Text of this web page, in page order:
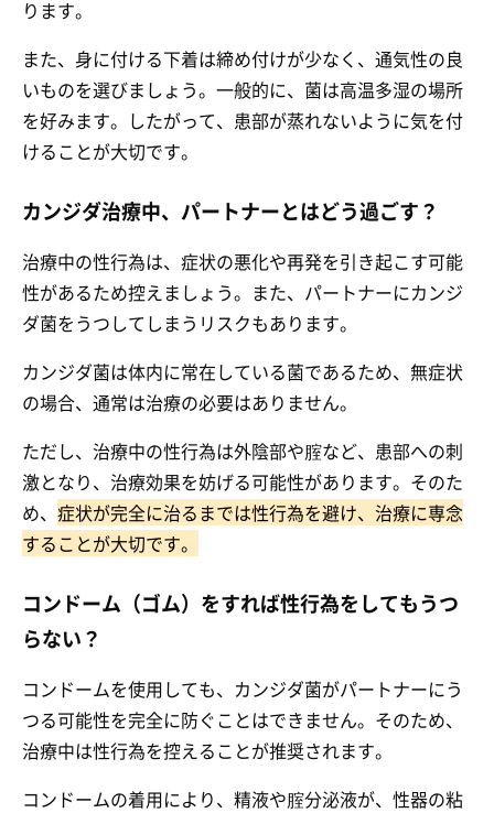
ります。
また、身に付ける下着は締め付けが少なく、通気性の良
いものを選びましょう。一般的に、菌は高温多湿の場所
を好みます。したがって、患部が蒸れないように気を付
けることが大切です。
カンジダ治療中、パートナーとはどう過ごす？
治療中の性行為は、症状の悪化や再発を引き起こす可能
性があるため控えましょう。また、パートナーにカンジ
ダ菌をうつしてしまうリスクもあります。
カンジダ菌は体内に常在している菌であるため、無症状
の場合、通常は治療の必要はありません。
ただし、治療中の性行為は外陰部や腟など、患部への刺
激となり、治療効果を妨げる可能性があります。そのた
め、 症状が完全に治るまでは性行為を避け、治療に専念
することが大切です。
コンドーム（ゴム）をすれば性行為をしてもうつ
らない？
コンドームを使用しても、カンジダ菌がパートナーにう
つる可能性を完全に防ぐことはできません。そのため、
治療中は性行為を控えることが推奨されます。
コンドームの着用により、精液や腟分泌液が、性器の粘